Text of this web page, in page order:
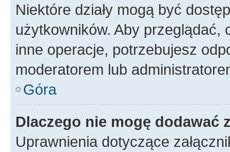
Niektóre działy mogą być
użytkowników. Aby
inne operacje, potrzebujesz
moderatorem lub
Góra
Dlaczego nie mogę dodawać
Uprawnienia dotyczące